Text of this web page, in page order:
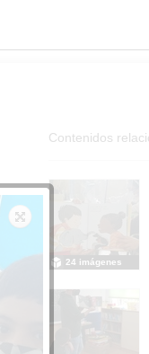
Contenidos
24 imágenes